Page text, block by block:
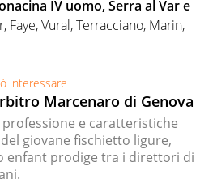
IV uomo, Serra al Var e
Faye, Vural, Terracciano, Marin,
interessare
Marcenaro di Genova
professione e caratteristiche
giovane fischietto ligure,
enfant prodige tra i direttori di